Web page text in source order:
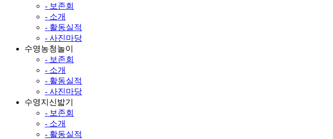
- 보존회
- 소개
- 활동실적
- 사진마당
수영농청놀이
- 보존회
- 소개
- 활동실적
- 사진마당
수영지신밟기
- 보존회
- 소개
- 활동실적